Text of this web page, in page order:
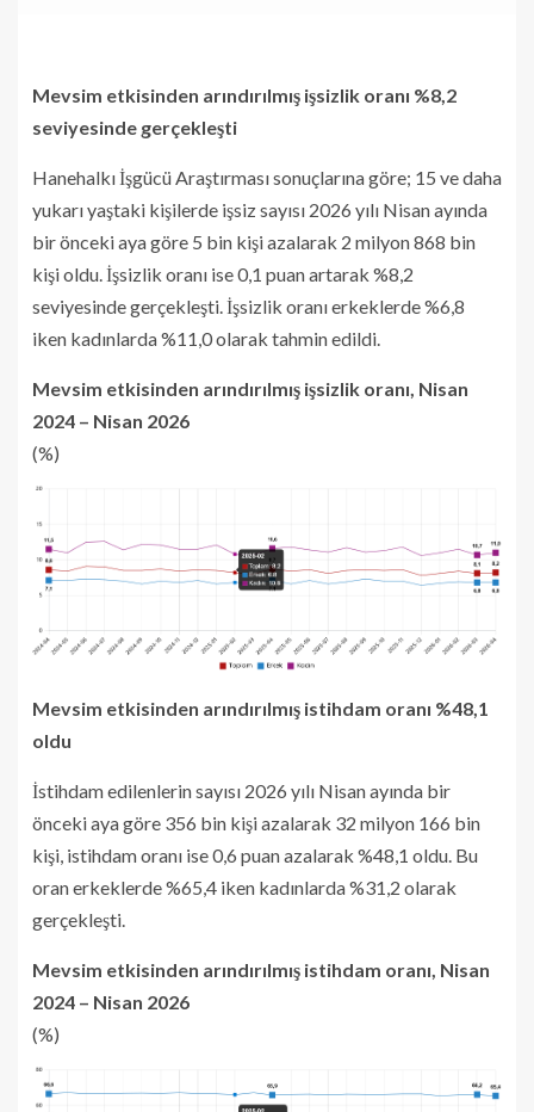
Mevsim etkisinden arındırılmış işsizlik oranı %8,2
seviyesinde gerçekleşti
Hanehalkı İşgücü Araştırması sonuçlarına göre; 15 ve daha
yukarı yaştaki kişilerde işsiz sayısı 2026 yılı Nisan ayında
bir önceki aya göre 5 bin kişi azalarak 2 milyon 868 bin
kişi oldu. İşsizlik oranı ise 0,1 puan artarak %8,2
seviyesinde gerçekleşti. İşsizlik oranı erkeklerde %6,8
iken kadınlarda %11,0 olarak tahmin edildi.
Mevsim etkisinden arındırılmış işsizlik oranı, Nisan
2024 – Nisan 2026
(%)
Mevsim etkisinden arındırılmış istihdam oranı %48,1
oldu
İstihdam edilenlerin sayısı 2026 yılı Nisan ayında bir
önceki aya göre 356 bin kişi azalarak 32 milyon 166 bin
kişi, istihdam oranı ise 0,6 puan azalarak %48,1 oldu. Bu
oran erkeklerde %65,4 iken kadınlarda %31,2 olarak
gerçekleşti.
Mevsim etkisinden arındırılmış istihdam oranı, Nisan
2024 – Nisan 2026
(%)